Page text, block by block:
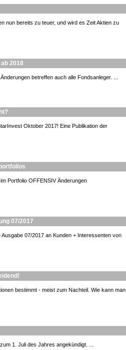
nun bereits zu teuer, und wird es Zeit Aktien zu
2018
betreffen auch alle Fondsanleger. ...
Oktober 2017! Eine Publikation der
Portfolio OFFENSIV Änderungen
07/2017
07/2017 an Kunden + Interessenten von
bestimmt - meist zum Nachteil. Wie kann man
1. Juli des Jahres angekündigt. ...